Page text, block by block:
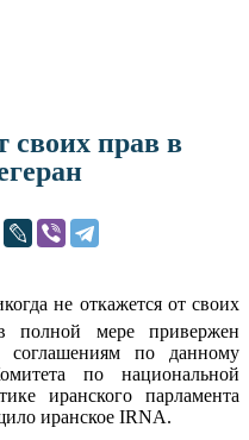
своих прав в
не откажется от своих
мере привержен
по данному
по национальной
иранского парламента
иранское IRNA.